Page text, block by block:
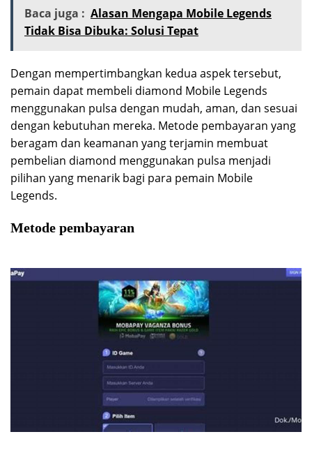
Baca juga : Alasan Mengapa Mobile Legends
Tidak Bisa Dibuka: Solusi Tepat
Dengan mempertimbangkan kedua aspek tersebut,
pemain dapat membeli diamond Mobile Legends
menggunakan pulsa dengan mudah, aman, dan sesuai
dengan kebutuhan mereka. Metode pembayaran yang
beragam dan keamanan yang terjamin membuat
pembelian diamond menggunakan pulsa menjadi
pilihan yang menarik bagi para pemain Mobile
Legends.
Metode pembayaran